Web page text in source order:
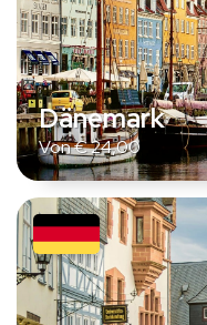
Dänemark
Von€24,00